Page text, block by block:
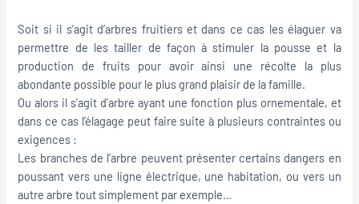
Soit si il s’agit d’arbres fruitiers et dans ce cas les élaguer va
permettre de les tailler de façon à stimuler la pousse et la
production de fruits pour avoir ainsi une récolte la plus
abondante possible pour le plus grand plaisir de la famille.
Ou alors il s’agit d’arbre ayant une fonction plus ornementale, et
dans ce cas l’élagage peut faire suite à plusieurs contraintes ou
exigences :
Les branches de l’arbre peuvent présenter certains dangers en
poussant vers une ligne électrique, une habitation, ou vers un
autre arbre tout simplement par exemple…